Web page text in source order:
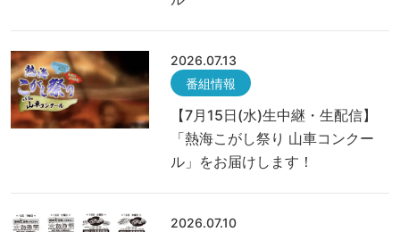
2026.07.13
番組情報
【7月15日(水)生中継・生配信】
「熱海こがし祭り 山車コンクー
ル」をお届けします！
2026.07.10